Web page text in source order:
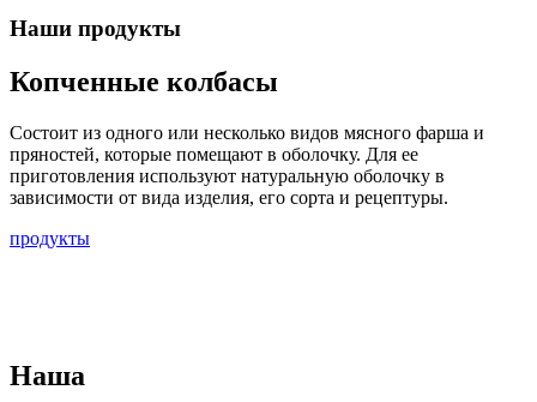
Наши продукты
Копченные колбасы
Состоит из одного или несколько видов мясного фарша и
пряностей, которые помещают в оболочку. Для ее
приготовления используют натуральную оболочку в
зависимости от вида изделия, его сорта и рецептуры.
продукты
Наша